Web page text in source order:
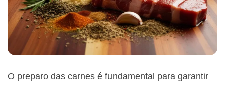
O preparo das carnes é fundamental para garantir